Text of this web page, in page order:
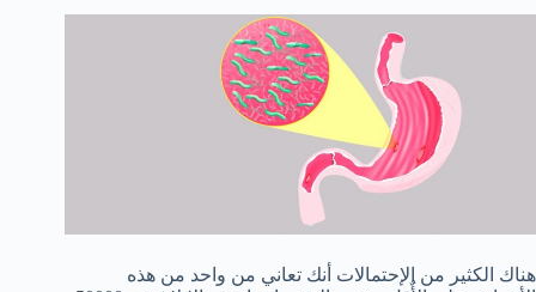
هناك الكثير من الإحتمالات أنك تعاني من واحد من هذه